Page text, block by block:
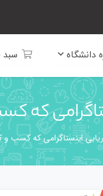
دانشگاه سبد
که
اینستاگرامی که کسب و